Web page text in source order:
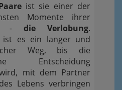
ist sie einer der
Momente ihrer
- die Verlobung.
ist es ein langer und
Weg, bis die
Entscheidung
mit dem Partner
Lebens verbringen